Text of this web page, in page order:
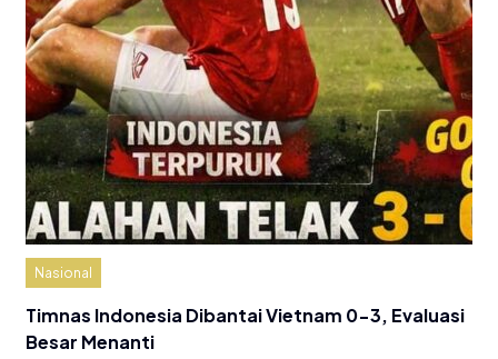
Nasional
Timnas Indonesia Dibantai Vietnam 0-3, Evaluasi
Besar Menanti